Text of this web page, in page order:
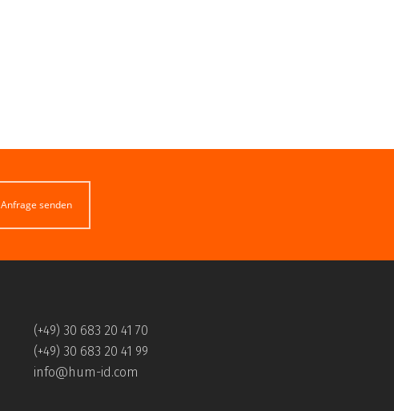
Anfrage senden
(+49) 30 683 20 41 70
(+49) 30 683 20 41 99
info@hum-id.com